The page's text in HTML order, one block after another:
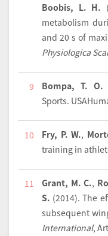
Boobis, L. H.
metabolism
and 20 s of
Physiologica
9 Bompa, T. O.
Sports.
10 Fry, P. W.,
training in
11 Grant, M. C.,
S. (2014).The
subsequent
International,